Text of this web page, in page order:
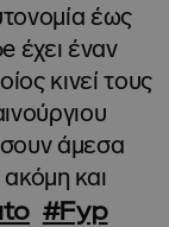
έως
έχει έναν
κινεί τους
άμεσα
και
#Fyp